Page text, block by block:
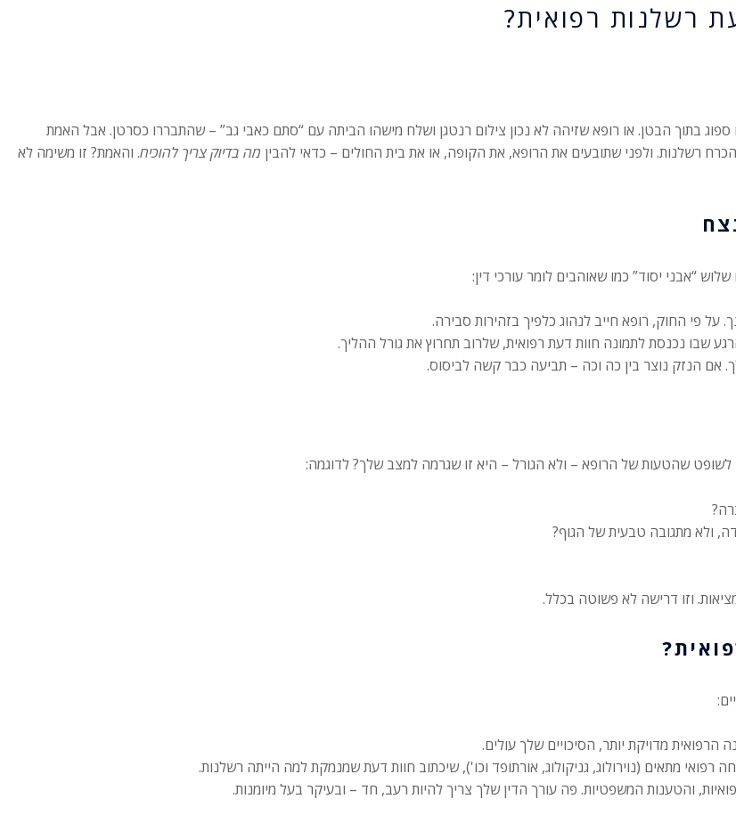
רשלנות רפואית?
בתוך הבטן. או רופא שזיהה לא נכון צילום רנטגן ושלח מישהו הביתה עם “סתם כאבי גב” – שהתבררו כסרטן. אבל האמת
רשלנות. ולפני שתובעים את הרופא, את הקופה, או את בית החולים – כדאי להבין מה בדיוק צריך להוכיח. והאמת? זו משימה לא
“אבני יסוד” כמו שאוהבים לומר עורכי דין:
על פי החוק, רופא חייב לנהוג כלפיך בזהירות סבירה.
שבו נכנסת לתמונה חוות דעת רפואית, שלרוב תחרוץ את גורל ההליך.
אם הנזק נוצר בין כה וכה – תביעה כבר קשה לביסוס.
לשופט שהטעות של הרופא – ולא הגורל – היא זו שגרמה למצב שלך? לדוגמה:
ולא מתגובה טבעית של הגוף?
וזו דרישה לא פשוטה בכלל.
מדויקת יותר, הסיכויים שלך עולים.
מתאים (נוירולוג, גניקולוג, אורתופד וכו'), שיכתוב חוות דעת שמנמקת למה הייתה רשלנות.
והטענות המשפטיות. פה עורך הדין שלך צריך להיות רעב, חד – ובעיקר בעל מיומנות.